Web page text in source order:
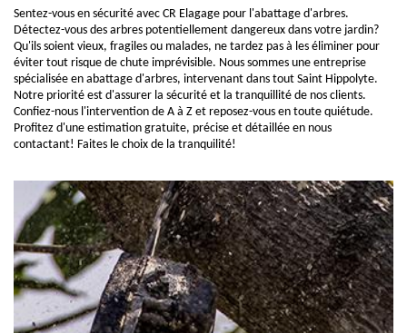
Sentez-vous en sécurité avec CR Elagage pour l'abattage d'arbres.
Détectez-vous des arbres potentiellement dangereux dans votre jardin?
Qu'ils soient vieux, fragiles ou malades, ne tardez pas à les éliminer pour
éviter tout risque de chute imprévisible. Nous sommes une entreprise
spécialisée en abattage d'arbres, intervenant dans tout Saint Hippolyte.
Notre priorité est d'assurer la sécurité et la tranquillité de nos clients.
Confiez-nous l'intervention de A à Z et reposez-vous en toute quiétude.
Profitez d'une estimation gratuite, précise et détaillée en nous
contactant! Faites le choix de la tranquilité!